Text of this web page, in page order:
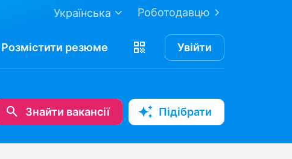
Роботодавцю
Українська
Розмістити резюме Увійти
Знайти вакансії Підібрати